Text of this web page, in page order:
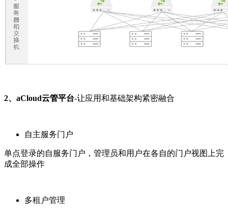
2、aCloud云管平台-让应用和基础架构紧密融合
自主服务门户
单点登录的自服务门户，管理员和用户在各自的门户视图上完
成全部操作
多租户管理